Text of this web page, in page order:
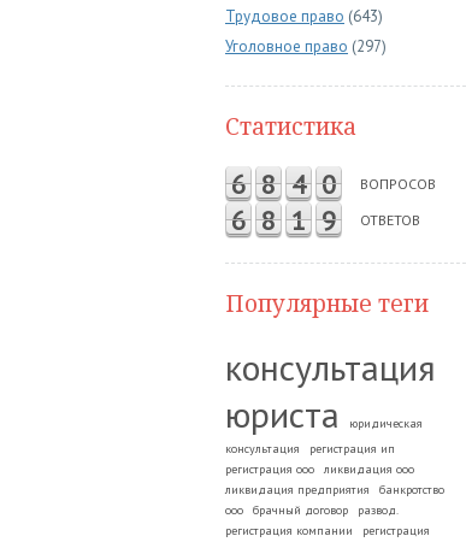
Трудовое право (643)
Уголовное право (297)
Статистика
6 8 4 0 ВОПРОСОВ
6 8 1 9 ОТВЕТОВ
Популярные теги
консультация
юриста
юридическая
консультация
регистрация ип
регистрация ооо
ликвидация ооо
ликвидация предприятия
банкротство
ооо
брачный договор
развод.
регистрация компании
регистрация